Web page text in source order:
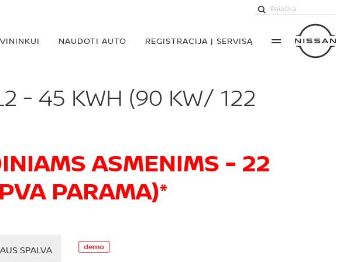
NAUDOTI AUTO REGISTRACIJA Į SERVISĄ
- 45 KWH (90 KW/ 122
ASMENIMS - 22
PARAMA)*
SPALVA demo